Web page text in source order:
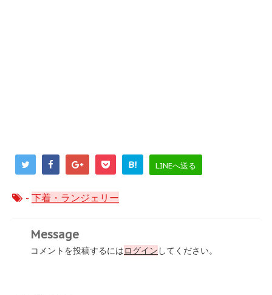
B! LINEへ送る
- 下着・ランジェリー
Message
コメントを投稿するにはログイン してください。